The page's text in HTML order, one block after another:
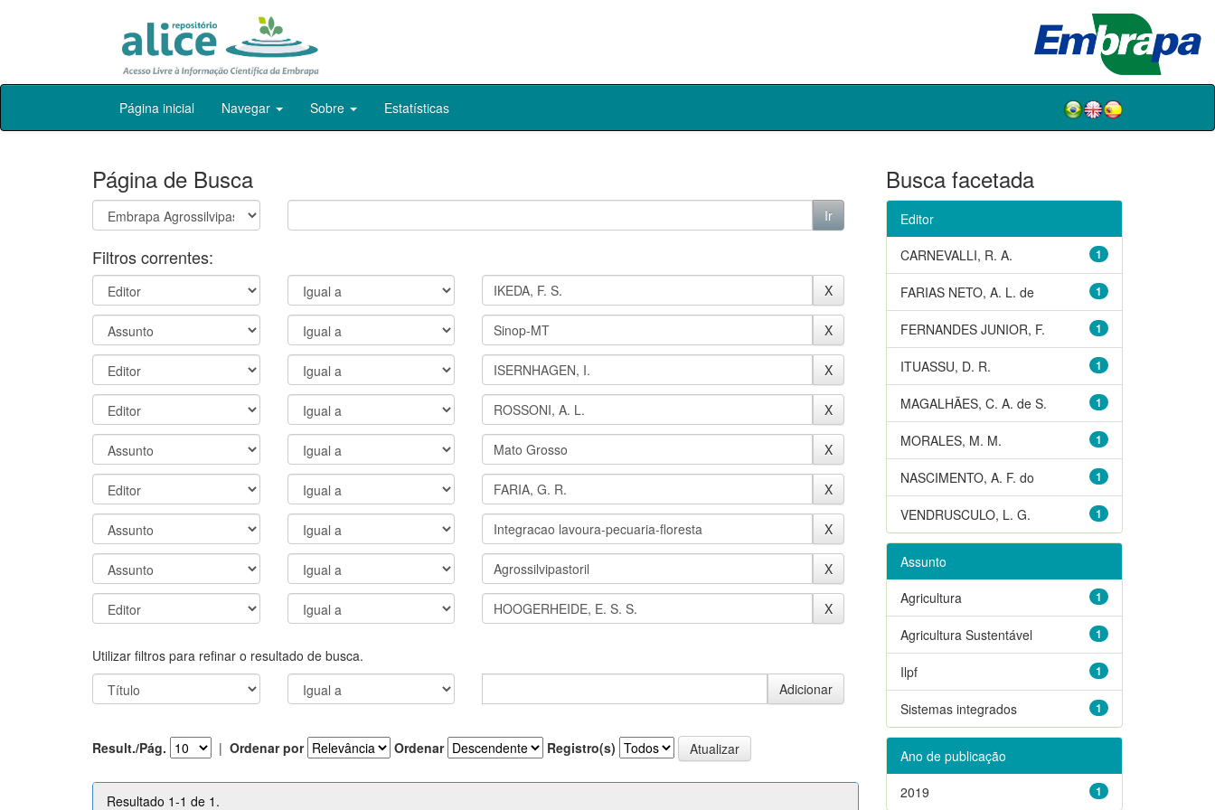
Skip
Página inicial Navegar Sobre Estatísticas
Página de Busca
Filtros correntes:
Utilizar filtros para refinar o resultado de busca.
Result./Pág. | Ordenar por Ordenar Registro(s)
Resultado 1-1 de 1.
Busca facetada
Editor
1
CARNEVALLI, R. A.
1
FARIAS NETO, A. L. de
1
FERNANDES JUNIOR, F.
1
ITUASSU, D. R.
1
MAGALHÃES, C. A. de S.
1
MORALES, M. M.
1
NASCIMENTO, A. F. do
1
VENDRUSCULO, L. G.
Assunto
1
Agricultura
1
Agricultura Sustentável
1
Ilpf
1
Sistemas integrados
Ano de publicação
1
2019